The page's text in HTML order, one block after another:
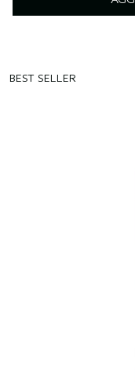
BEST SELLER